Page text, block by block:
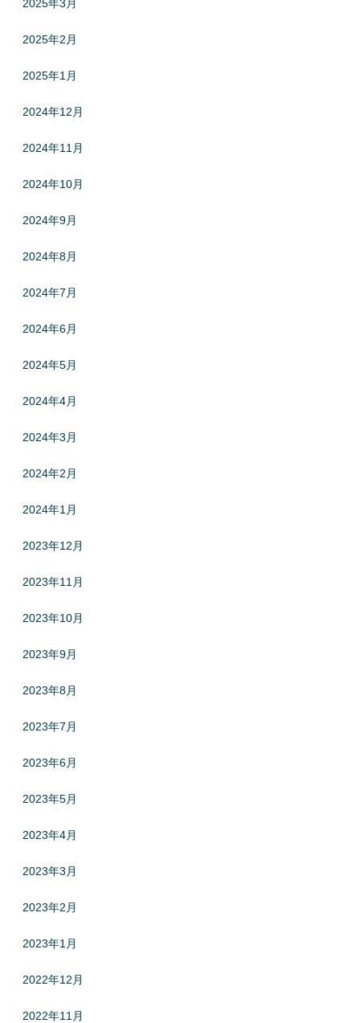
2025年3月
2025年2月
2025年1月
2024年12月
2024年11月
2024年10月
2024年9月
2024年8月
2024年7月
2024年6月
2024年5月
2024年4月
2024年3月
2024年2月
2024年1月
2023年12月
2023年11月
2023年10月
2023年9月
2023年8月
2023年7月
2023年6月
2023年5月
2023年4月
2023年3月
2023年2月
2023年1月
2022年12月
2022年11月